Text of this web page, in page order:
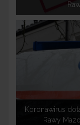
Koronawirus
Rawy